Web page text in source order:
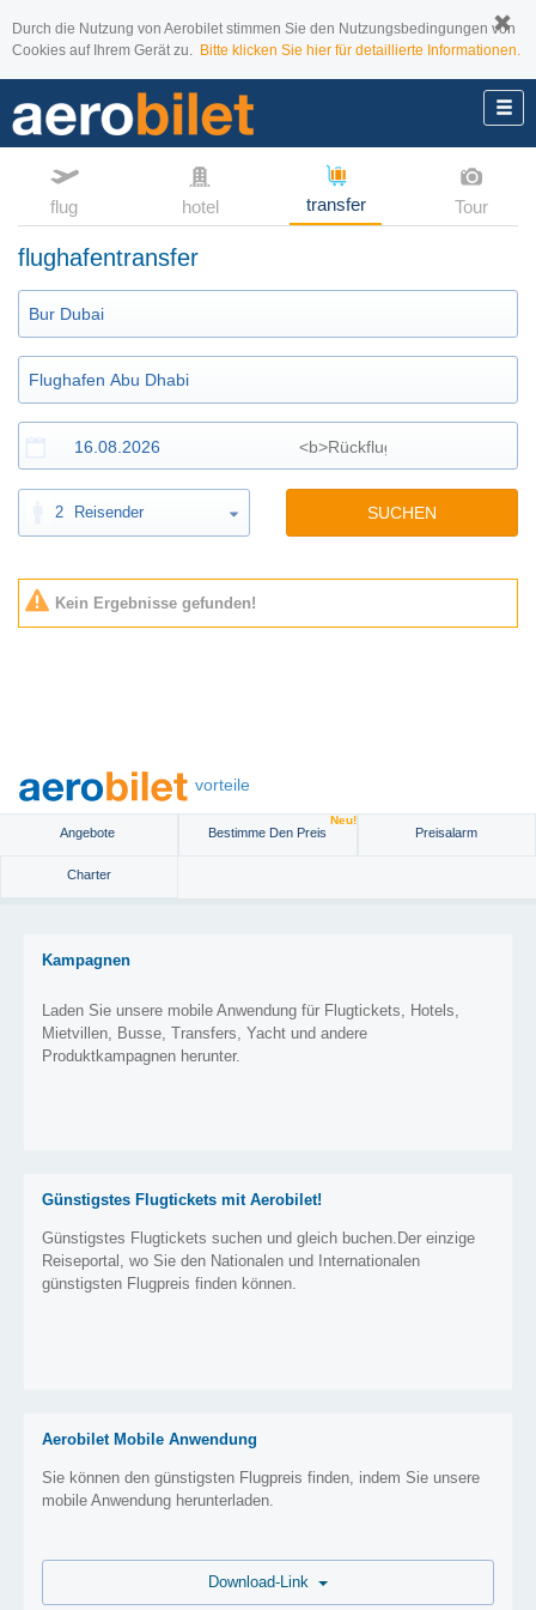
Durch die Nutzung von Aerobilet stimmen Sie den Nutzungsbedingungen von
Cookies auf Ihrem Gerät zu. Bitte klicken Sie hier für detaillierte Informationen.
flug hotel transfer Tour
flughafentransfer
2 Reisender SUCHEN
Kein Ergebnisse gefunden!
vorteile
Angebote Bestimme Den Preis
Neu!
Preisalarm
Charter
Kampagnen
Laden Sie unsere mobile Anwendung für Flugtickets, Hotels,
Mietvillen, Busse, Transfers, Yacht und andere
Produktkampagnen herunter.
Günstigstes Flugtickets mit Aerobilet!
Günstigstes Flugtickets suchen und gleich buchen.Der einzige
Reiseportal, wo Sie den Nationalen und Internationalen
günstigsten Flugpreis finden können.
Aerobilet Mobile Anwendung
Sie können den günstigsten Flugpreis finden, indem Sie unsere
mobile Anwendung herunterladen.